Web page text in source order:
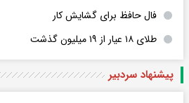
فال حافظ برای گشایش کار
طلای ۱۸ عیار از ۱۹ میلیون گذشت
پیشنهاد سردبیر